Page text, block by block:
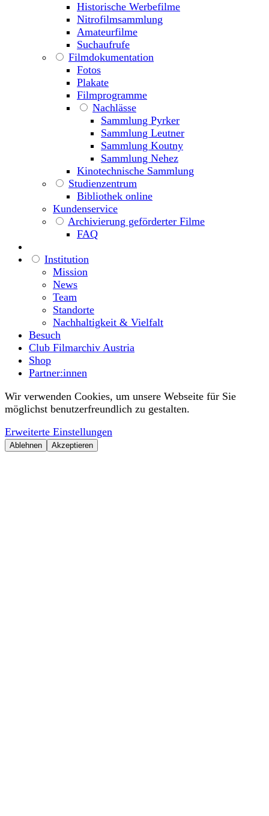
Historische Werbefilme
Nitrofilmsammlung
Amateurfilme
Suchaufrufe
Filmdokumentation
Fotos
Plakate
Filmprogramme
Nachlässe
Sammlung Pyrker
Sammlung Leutner
Sammlung Koutny
Sammlung Nehez
Kinotechnische Sammlung
Studienzentrum
Bibliothek online
Kundenservice
Archivierung geförderter Filme
FAQ
Institution
Mission
News
Team
Standorte
Nachhaltigkeit & Vielfalt
Besuch
Club Filmarchiv Austria
Shop
Partner:innen
Wir verwenden Cookies, um unsere Webseite für Sie
möglichst benutzerfreundlich zu gestalten.
Erweiterte Einstellungen
Ablehnen Akzeptieren